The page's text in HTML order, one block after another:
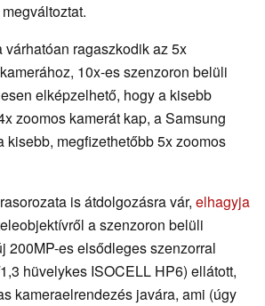
ragaszkodik az 5x
10x-es szenzoron belüli
elképzelhető, hogy a kisebb
zoomos kamerát kap, a Samsung
kisebb, megfizethetőbb 5x zoomos
is átdolgozásra vár, elhagyja
a szenzoron belüli
200MP-es elsődleges szenzorral
hüvelykes ISOCELL HP6) ellátott,
kameraelrendezés javára, ami (úgy